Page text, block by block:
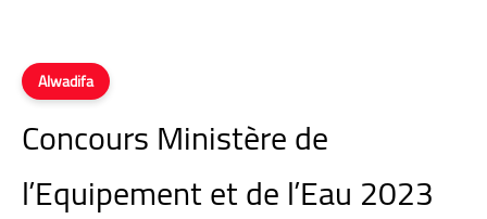
Alwadifa
Concours Ministère de
l’Equipement et de l’Eau 2023